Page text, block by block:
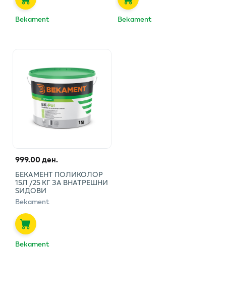
Bekament Bekament
999.00 ден.
БЕКАМЕНТ ПОЛИКОЛОР
15Л /25 КГ ЗА ВНАТРЕШНИ
ЅИДОВИ
Bekament
Bekament